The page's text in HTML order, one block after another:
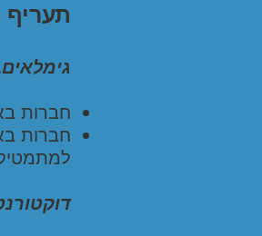
חברות
חברות
למתמטיקה: